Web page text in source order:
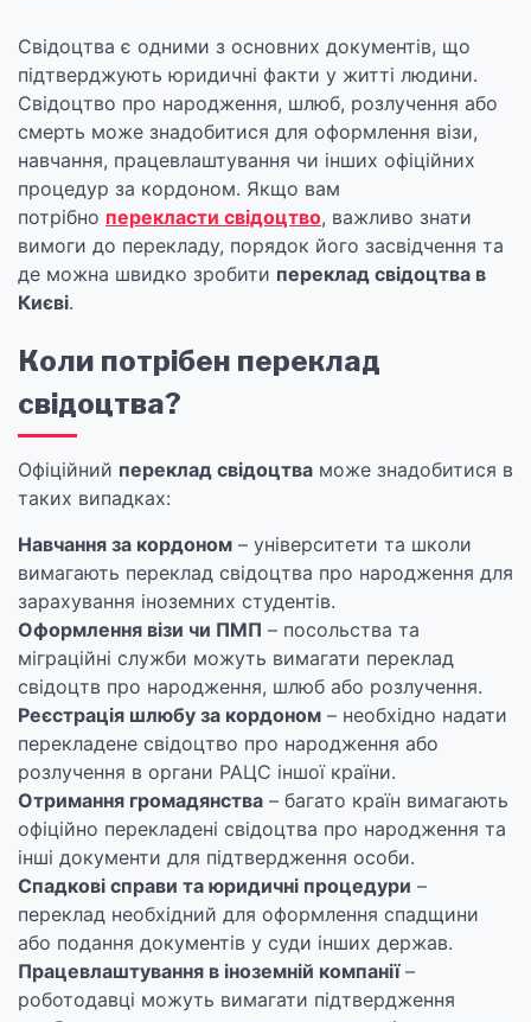
Свідоцтва є одними з основних документів, що
підтверджують юридичні факти у житті людини.
Свідоцтво про народження, шлюб, розлучення або
смерть може знадобитися для оформлення візи,
навчання, працевлаштування чи інших офіційних
процедур за кордоном. Якщо вам
потрібно перекласти свідоцтво, важливо знати
вимоги до перекладу, порядок його засвідчення та
де можна швидко зробити переклад свідоцтва в
Києві.
Коли потрібен переклад
свідоцтва?
Офіційний переклад свідоцтва може знадобитися в
таких випадках:
Навчання за кордоном – університети та школи
вимагають переклад свідоцтва про народження для
зарахування іноземних студентів.
Оформлення візи чи ПМП – посольства та
міграційні служби можуть вимагати переклад
свідоцтв про народження, шлюб або розлучення.
Реєстрація шлюбу за кордоном – необхідно надати
перекладене свідоцтво про народження або
розлучення в органи РАЦС іншої країни.
Отримання громадянства – багато країн вимагають
офіційно перекладені свідоцтва про народження та
інші документи для підтвердження особи.
Спадкові справи та юридичні процедури –
переклад необхідний для оформлення спадщини
або подання документів у суди інших держав.
Працевлаштування в іноземній компанії–
роботодавці можуть вимагати підтвердження